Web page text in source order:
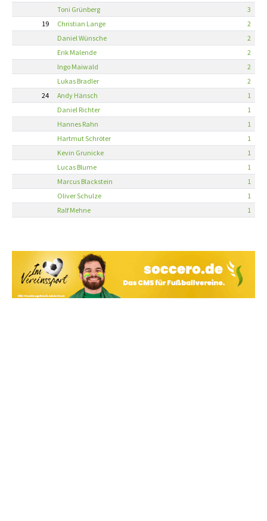
Toni Grünberg
3
19
Christian Lange
2
Daniel Wünsche
2
Erik Malende
2
Ingo Maiwald
2
Lukas Bradler
2
24
Andy Hänsch
1
Daniel Richter
1
Hannes Rahn
1
Hartmut Schröter
1
Kevin Grunicke
1
Lucas Blume
1
Marcus Blackstein
1
Oliver Schulze
1
Ralf Mehne
1